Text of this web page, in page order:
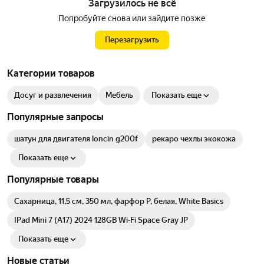
Загрузилось не всё
Попробуйте снова или зайдите позже
Перезагрузить
Категории товаров
Досуг и развлечения Мебель Показать еще
Популярные запросы
шатун для двигателя loncin g200f рекаро чехлы экокожа
Показать еще
Популярные товары
Сахарница, 11,5 см, 350 мл, фарфор P, белая, White Basics
IPad Mini 7 (A17) 2024 128GB Wi‑Fi Space Gray JP
Показать еще
Новые статьи